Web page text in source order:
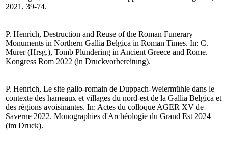
2021, 39-74.
P. Henrich, Destruction and Reuse of the Roman Funerary
Monuments in Northern Gallia Belgica in Roman Times. In: C.
Murer (Hrsg.), Tomb Plundering in Ancient Greece and Rome.
Kongress Rom 2022 (in Druckvorbereitung).
P. Henrich, Le site gallo-romain de Duppach-Weiermühle dans le
contexte des hameaux et villages du nord-est de la Gallia Belgica et
des régions avoisinantes. In: Actes du colloque AGER XV de
Saverne 2022. Monographies d'Archéologie du Grand Est 2024
(im Druck).